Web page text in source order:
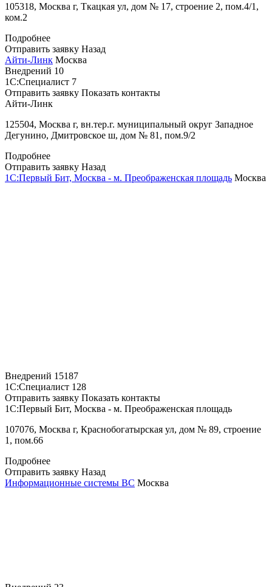
105318, Москва г, Ткацкая ул, дом № 17, строение 2, пом.4/1,
ком.2
Подробнее
Отправить заявку Назад
Айти-Линк Москва
Внедрений 10
1С:Специалист 7
Отправить заявку Показать контакты
Айти-Линк
125504, Москва г, вн.тер.г. муниципальный округ Западное
Дегунино, Дмитровское ш, дом № 81, пом.9/2
Подробнее
Отправить заявку Назад
1С:Первый Бит, Москва - м. Преображенская площадь Москва
Внедрений 15187
1С:Специалист 128
Отправить заявку Показать контакты
1С:Первый Бит, Москва - м. Преображенская площадь
107076, Москва г, Краснобогатырская ул, дом № 89, строение
1, пом.66
Подробнее
Отправить заявку Назад
Информационные системы ВС Москва